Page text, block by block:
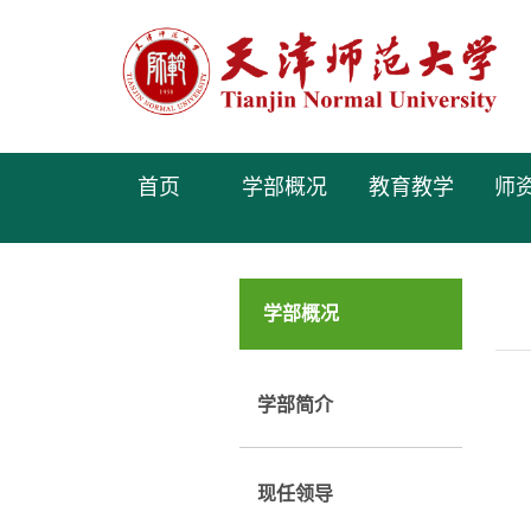
首页 学部概况 教育教学 师
学部概况
学部简介
现任领导